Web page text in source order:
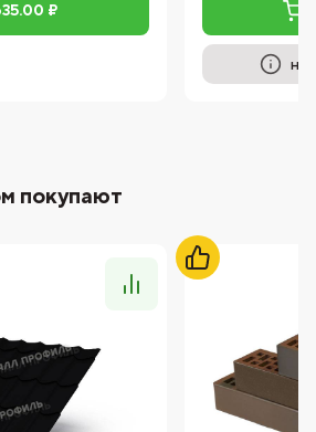
₽
на
покупают